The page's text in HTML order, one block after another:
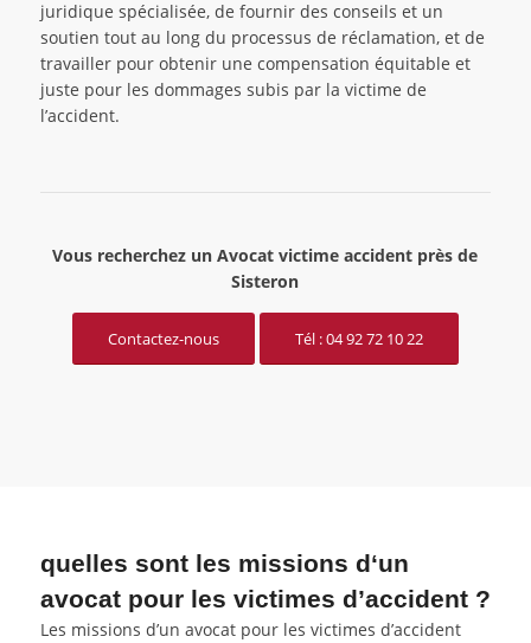
juridique spécialisée, de fournir des conseils et un
soutien tout au long du processus de réclamation, et de
travailler pour obtenir une compensation équitable et
juste pour les dommages subis par la victime de
l’accident.
Vous recherchez un Avocat victime accident près de
Sisteron
Contactez-nous Tél : 04 92 72 10 22
quelles sont les missions d‘un
avocat pour les victimes d’accident ?
Les missions d’un avocat pour les victimes d’accident